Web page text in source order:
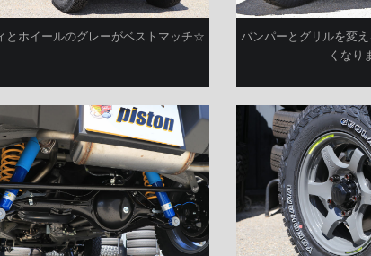
とホイールのグレーがベストマッチ☆
バンパーとグリルを変
くなり